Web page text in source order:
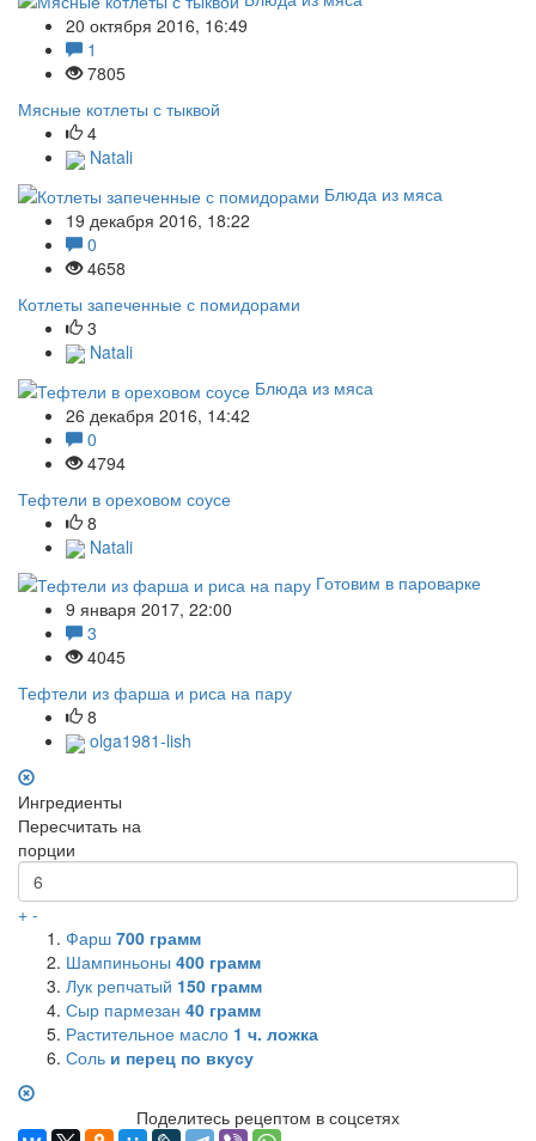
20 октября 2016, 16:49
1
7805
Мясные котлеты с тыквой
4
Natali
Блюда из мяса
19 декабря 2016, 18:22
0
4658
Котлеты запеченные с помидорами
3
Natali
Блюда из мяса
26 декабря 2016, 14:42
0
4794
Тефтели в ореховом соусе
8
Natali
Готовим в пароварке
9 января 2017, 22:00
3
4045
Тефтели из фарша и риса на пару
8
olga1981-lish
Ингредиенты
Пересчитать на
порции
+ -
Фарш 700 грамм
Шампиньоны 400 грамм
Лук репчатый 150 грамм
Сыр пармезан 40 грамм
Растительное масло 1 ч. ложка
Соль и перец по вкусу
Поделитесь рецептом в соцсетях